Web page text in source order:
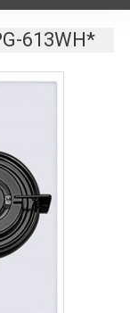
613WH*